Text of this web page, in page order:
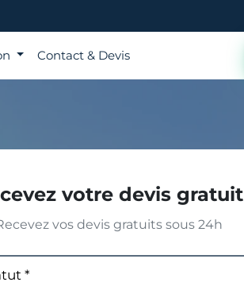
Contact & Devis
votre devis gratuit
vos devis gratuits sous 24h